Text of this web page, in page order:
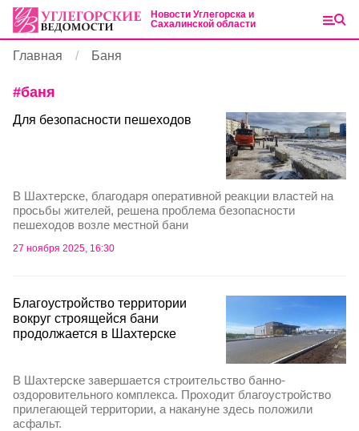
Новости Углегорска и
Сахалинской области
Главная Баня
#баня
Для безопасности пешеходов
В Шахтерске, благодаря оперативной реакции властей на
просьбы жителей, решена проблема безопасности
пешеходов возле местной бани
27 ноября 2025, 16:30
Благоустройство территории
вокруг строящейся бани
продолжается в Шахтерске
В Шахтерске завершается строительство банно-
оздоровительного комплекса. Проходит благоустройство
прилегающей территории, а накануне здесь положили
асфальт.